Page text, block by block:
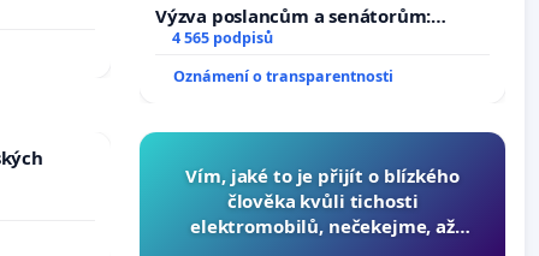
Výzva poslancům a senátorům:
Změňte urychleně zákon, aby se
tragédie malé Viktorky už nemohla
opakovat!
4 565 podpisů
Oznámení o transparentnosti
Vím, jaké to je přijít o blízkého
člověka kvůli tichosti
elektromobilů, nečekejme, až